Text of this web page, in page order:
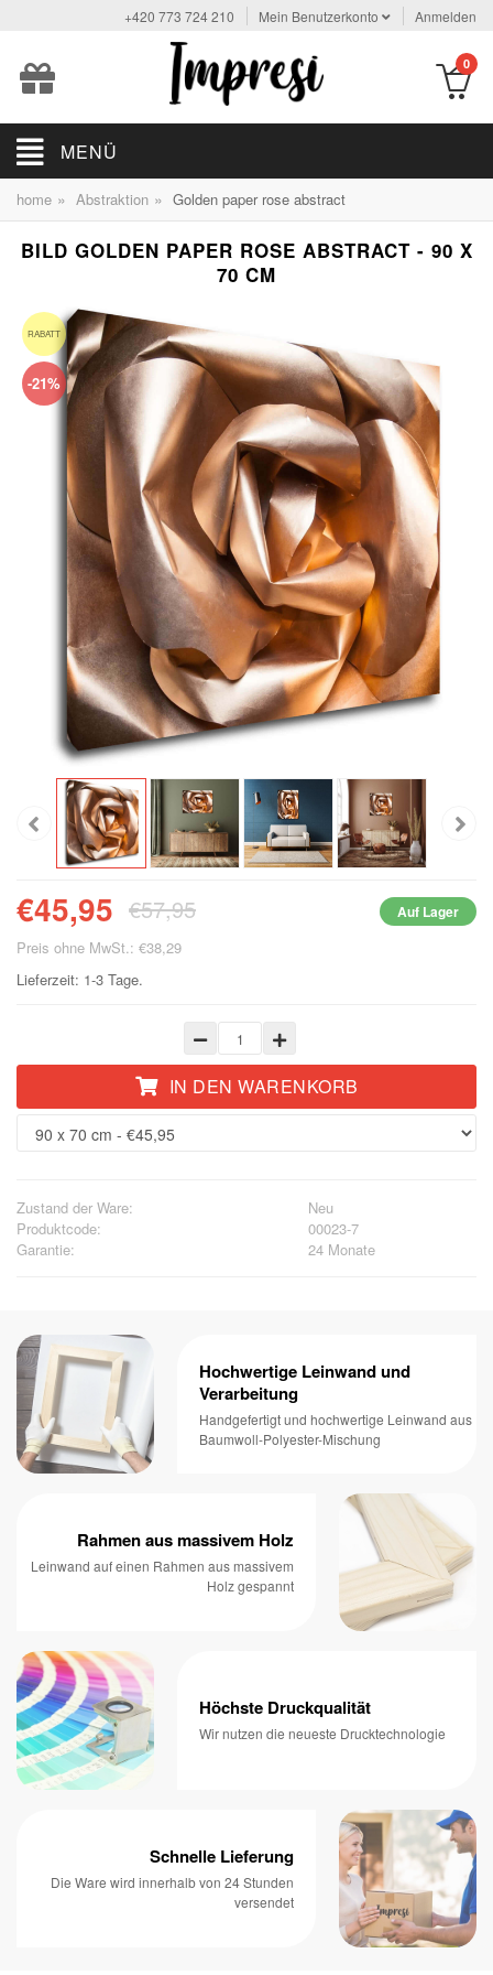
+420 773 724 210 Mein Benutzerkonto Anmelden
0
MENÜ
home » Abstraktion » Golden paper rose abstract
BILD GOLDEN PAPER ROSE ABSTRACT - 90 X
70 CM
RABATT
-21%
€45,95 €57,95 Auf Lager
Preis ohne MwSt.: €38,29
Lieferzeit: 1-3 Tage.
IN DEN WARENKORB
Zustand der Ware:
Neu
Produktcode:
00023-7
Garantie:
24 Monate
Hochwertige Leinwand und
Verarbeitung
Handgefertigt und hochwertige Leinwand aus
Baumwoll-Polyester-Mischung
Rahmen aus massivem Holz
Leinwand auf einen Rahmen aus massivem
Holz gespannt
Höchste Druckqualität
Wir nutzen die neueste Drucktechnologie
Schnelle Lieferung
Die Ware wird innerhalb von 24 Stunden
versendet